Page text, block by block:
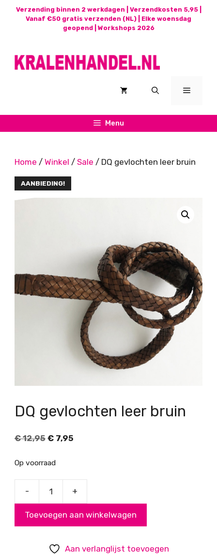
Verzending binnen 2 werkdagen | Verzendkosten 5,95 |
Vanaf €50 gratis verzenden (NL) | Elke woensdag
geopend | Workshops 2026
Menu
Menu
Home / Winkel / Sale / DQ gevlochten leer bruin
AANBIEDING!
DQ gevlochten leer bruin
€12,95 Oorspronkelijke
was:
€ 7,95
Op voorraad
-
leer
aantal
+
Toevoegen aan winkelwagen
Aan verlanglijst toevoegen